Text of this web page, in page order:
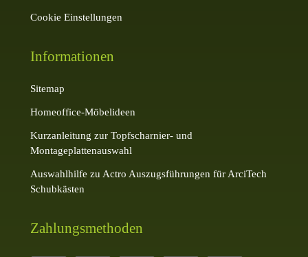
Cookie Einstellungen
Informationen
Sitemap
Homeoffice-Möbelideen
Kurzanleitung zur Topfscharnier- und
Montageplattenauswahl
Auswahlhilfe zu Actro Auszugsführungen für ArciTech
Schubkästen
Zahlungsmethoden